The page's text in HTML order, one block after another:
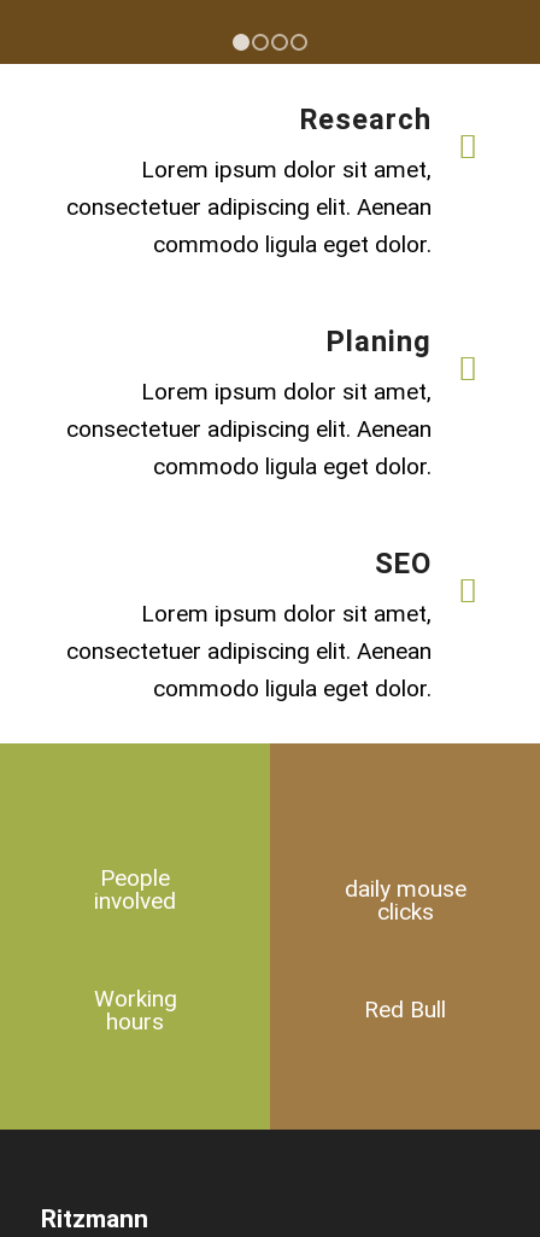
1 2 3 4
Research
Lorem ipsum dolor sit amet,
consectetuer adipiscing elit. Aenean
commodo ligula eget dolor.
Planing
Lorem ipsum dolor sit amet,
consectetuer adipiscing elit. Aenean
commodo ligula eget dolor.
SEO
Lorem ipsum dolor sit amet,
consectetuer adipiscing elit. Aenean
commodo ligula eget dolor.
People
involved
Working
hours
daily mouse
clicks
Red Bull
Ritzmann